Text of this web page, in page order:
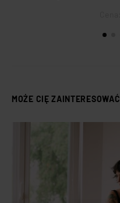
MOŻE CIĘ ZAINTERESOWAĆ